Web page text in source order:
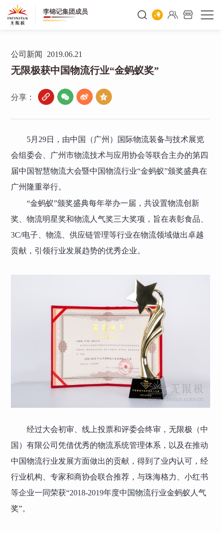
李锦记集团成员
公司新闻 /2019.06.21
无限极获中国物流行业“金蚂蚁奖”
分享：
5月29日，由中国（广州）国际物流装备与技术展览
会组委会、广州市物流技术与应用协会等联合主办的第四
届中国智慧物流大会暨中国物流行业“金蚂蚁”颁奖盛典在
广州隆重举行。
“金蚂蚁”颁奖盛典每年举办一届，共设置物流创新
奖、物流明星奖和物流人气奖三大奖项，旨在表彰食品、
3C/电子、物流、供应链管理等行业在物流领域做出卓越
贡献，引领行业发展趋势的优秀企业。
经过大会初审、线上投票和评委会终审，无限极（中
国）有限公司凭借优秀的物流系统管理体系，以及在推动
中国物流行业发展方面做出的贡献，得到了业内认可，经
行业机构、专家和商协会联合推荐，与珠海格力、小红书
等企业一同荣获“2018-2019年度中国物流行业金蚂蚁人气
奖”。